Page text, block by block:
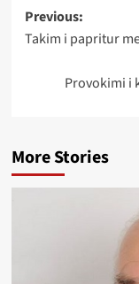
Post
Previous:
Takim i papritur
Provokimi i
More Stories